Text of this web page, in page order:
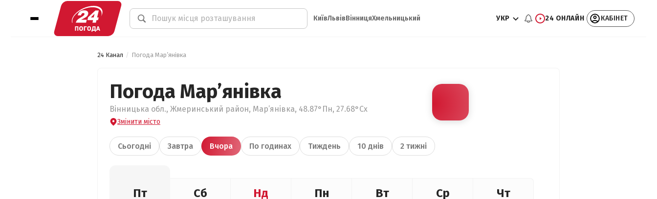
КиївЛьвівВінницяХмельницький УКР 24 ОНЛАЙН КАБІНЕТ
24 Канал Погода Мар’янівка
Погода Мар’янівка
Вінницька обл., Жмеринський район, Мар’янівка, 48.87°Пн, 27.68°Сх
Змінити місто
Сьогодні Завтра Вчора По годинах Тиждень 10 днів 2 тижні
Пт Сб Нд Пн Вт Ср Чт